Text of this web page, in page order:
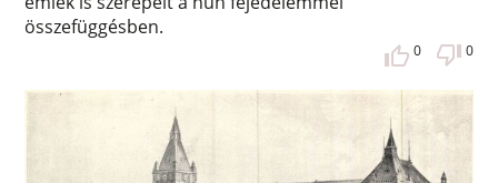
összefüggésben.
0 0